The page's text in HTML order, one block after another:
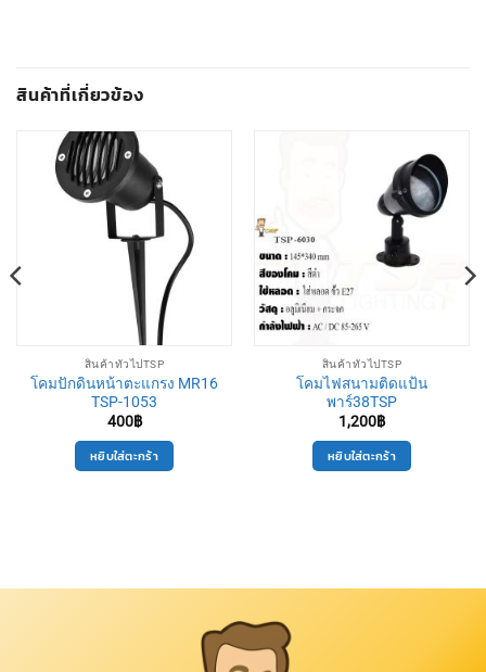
สินค้าที่เกี่ยวข้อง
สินค้าทั่วไปTSP
โคมปักดินหน้าตะแกรง MR16
TSP-1053
400฿
หยิบใส่ตะกร้า
สินค้าทั่วไปTSP
โคมไฟสนามติดแป้น
พาร์38TSP
1,200฿
หยิบใส่ตะกร้า